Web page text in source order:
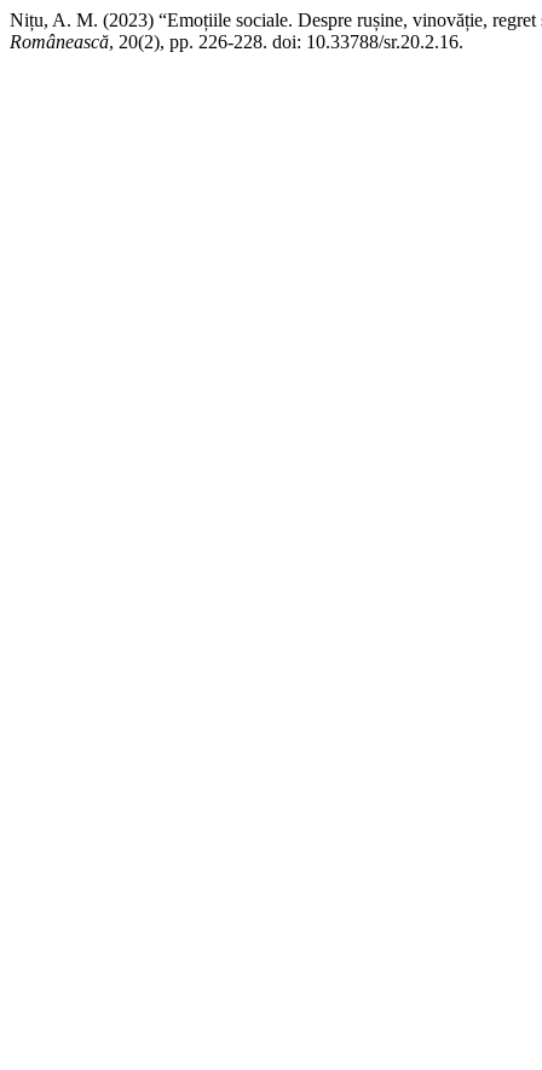
Nițu, A. M. (2023) “Emoțiile sociale. Despre rușine, vinovăție,
Românească, 20(2), pp. 226-228. doi: 10.33788/sr.20.2.16.